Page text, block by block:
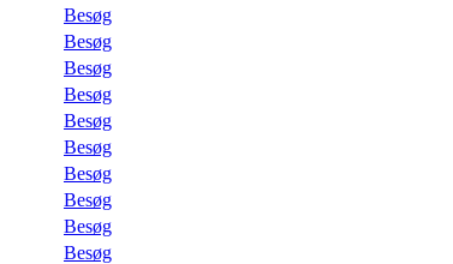
Besøg
Besøg
Besøg
Besøg
Besøg
Besøg
Besøg
Besøg
Besøg
Besøg